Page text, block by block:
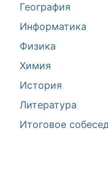
География
Информатика
Физика
Химия
История
Литература
Итоговое